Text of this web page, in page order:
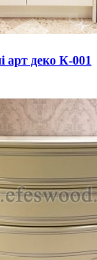
арт деко К-001